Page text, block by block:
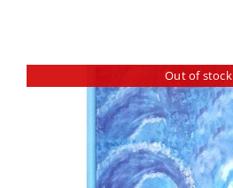
Out of stock